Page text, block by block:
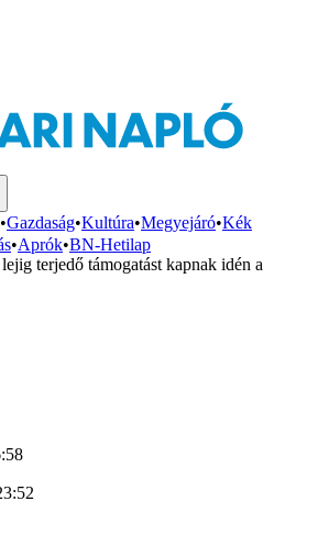
•Gazdaság•Kultúra•Megyejáró•Kék
•Aprók•BN-Hetilap
terjedő támogatást kapnak idén a